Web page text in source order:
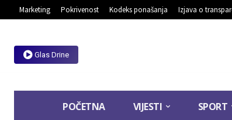
Marketing Pokrivenost Kodeks ponašanja Izjava o
Glas Drine
POČETNA VIJESTI SPORT